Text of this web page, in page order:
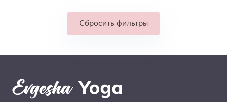
Сбросить фильтры